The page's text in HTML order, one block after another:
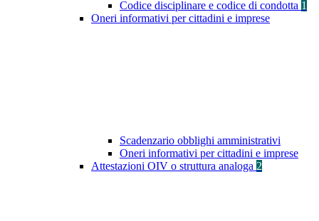
Codice disciplinare e codice di condotta 1
Oneri informativi per cittadini e imprese
Scadenzario obblighi amministrativi
Oneri informativi per cittadini e imprese
Attestazioni OIV o struttura analoga 2